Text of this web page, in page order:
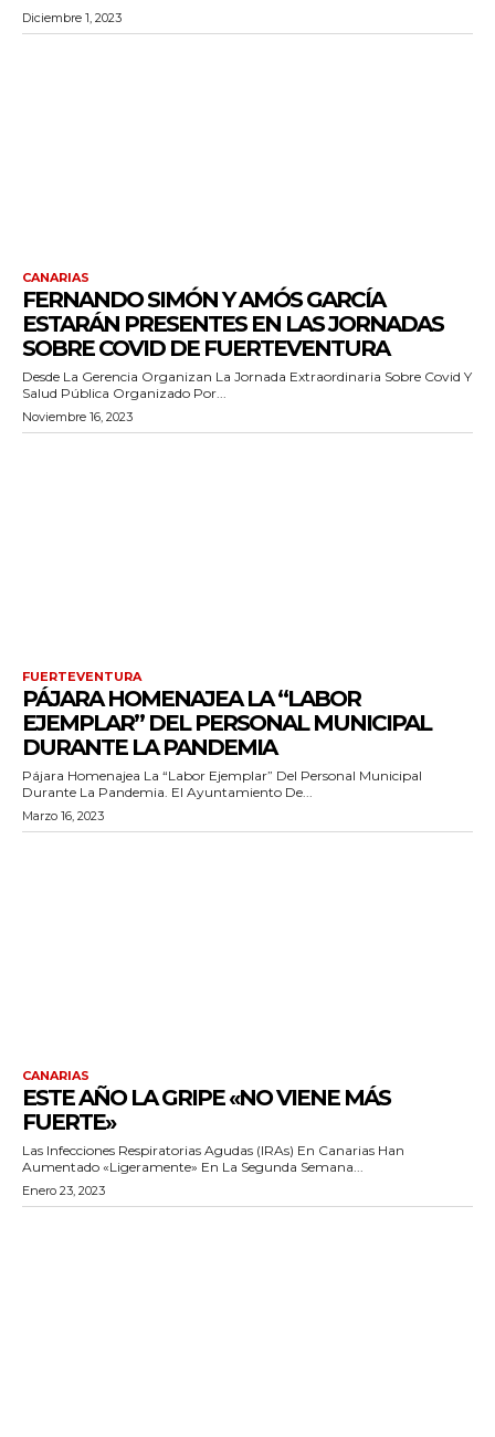
Diciembre 1, 2023
CANARIAS
FERNANDO SIMÓN Y AMÓS GARCÍA
ESTARÁN PRESENTES EN LAS JORNADAS
SOBRE COVID DE FUERTEVENTURA
Desde La Gerencia Organizan La Jornada Extraordinaria Sobre Covid Y
Salud Pública Organizado Por...
Noviembre 16, 2023
FUERTEVENTURA
PÁJARA HOMENAJEA LA “LABOR
EJEMPLAR” DEL PERSONAL MUNICIPAL
DURANTE LA PANDEMIA
Pájara Homenajea La “labor Ejemplar” Del Personal Municipal
Durante La Pandemia. El Ayuntamiento De...
Marzo 16, 2023
CANARIAS
ESTE AÑO LA GRIPE «NO VIENE MÁS
FUERTE»
Las Infecciones Respiratorias Agudas (IRAs) En Canarias Han
Aumentado «ligeramente» En La Segunda Semana...
Enero 23, 2023